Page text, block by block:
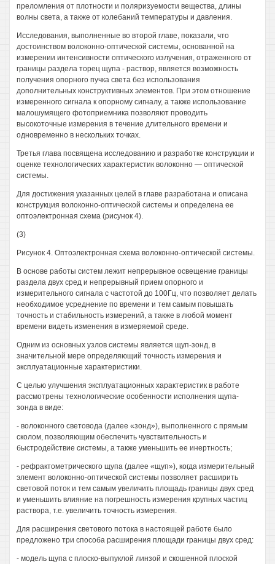
преломления от плотности и поляризуемости вещества, длины
волны света, а также от колебаний температуры и давления.
Исследования, выполненные во второй главе, показали, что
достоинством волоконно-оптической системы, основанной на
измерении интенсивности оптического излучения, отраженного от
границы раздела торец щупа - раствор, является возможность
получения опорного пучка света без использования
дополнительных конструктивных элементов. При этом отношение
измеренного сигнала к опорному сигналу, а также использование
малошумящего фотоприемника позволяют проводить
высокоточные измерения в течение длительного времени и
одновременно в нескольких точках.
Третья глава посвящена исследованию и разработке конструкции и
оценке технологических характеристик волоконно — оптической
системы.
Для достижения указанных целей в главе разработана и описана
конструкция волоконно-оптической системы и определена ее
оптоэлектронная схема (рисунок 4).
(3)
Рисунок 4. Оптоэлектронная схема волоконно-оптической системы.
В основе работы систем лежит непрерывное освещение границы
раздела двух сред и непрерывный прием опорного и
измерительного сигнала с частотой до 100Гц, что позволяет делать
необходимое усреднение по времени и тем самым повышать
точность и стабильность измерений, а также в любой момент
времени видеть изменения в измеряемой среде.
Одним из основных узлов системы является щуп-зонд, в
значительной мере определяющий точность измерения и
эксплуатационные характеристики.
С целью улучшения эксплуатационных характеристик в работе
рассмотрены технологические особенности исполнения щупа-
зонда в виде:
- волоконного световода (далее «зонд»), выполненного с прямым
сколом, позволяющим обеспечить чувствительность и
быстродействие системы, а также уменьшить ее инертность;
- рефрактометрического щупа (далее «щуп»), когда измерительный
элемент волоконно-оптической системы позволяет расширить
световой поток и тем самым увеличить площадь границы двух сред
и уменьшить влияние на погрешность измерения крупных частиц
раствора, т.е. увеличить точность измерения.
Для расширения светового потока в настоящей работе было
предложено три способа расширения площади границы двух сред:
- модель щупа с плоско-выпуклой линзой и скошенной плоской